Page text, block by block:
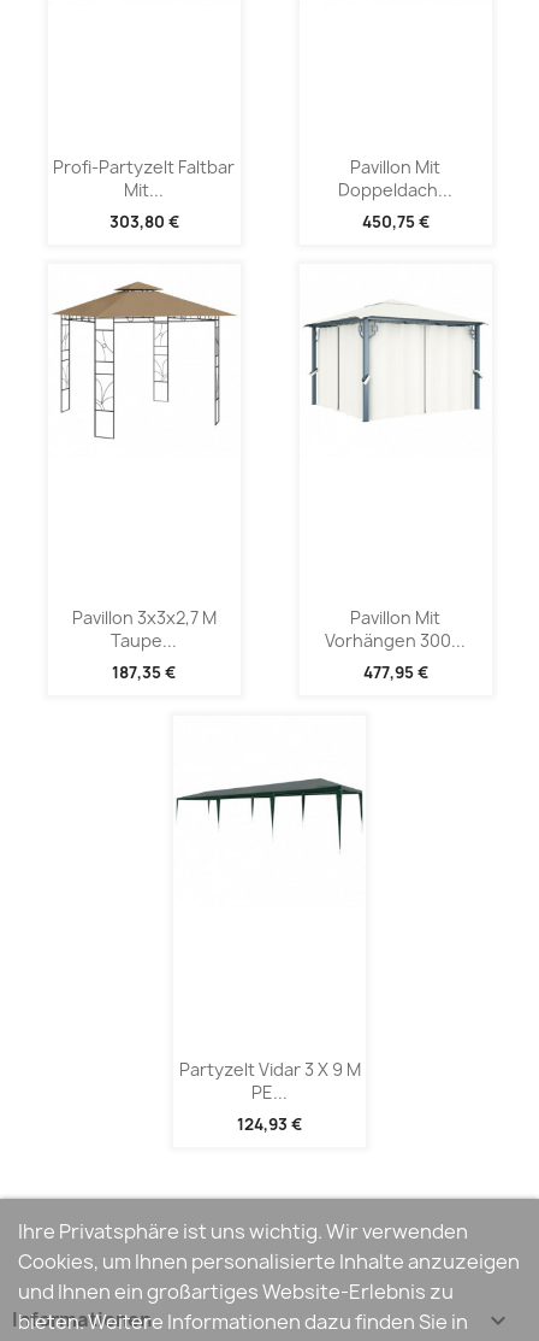
Profi-Partyzelt Faltbar
Mit...
303,80 €
Pavillon Mit
Doppeldach...
450,75 €
Pavillon 3x3x2,7 M
Taupe...
187,35 €
Pavillon Mit
Vorhängen 300...
477,95 €
Partyzelt Vidar 3 X 9 M
PE...
124,93 €
Informationen 
Ihre Privatsphäre ist uns wichtig. Wir verwenden
Cookies, um Ihnen personalisierte Inhalte anzuzeigen
und Ihnen ein großartiges Website-Erlebnis zu
bieten. Weitere Informationen dazu finden Sie in